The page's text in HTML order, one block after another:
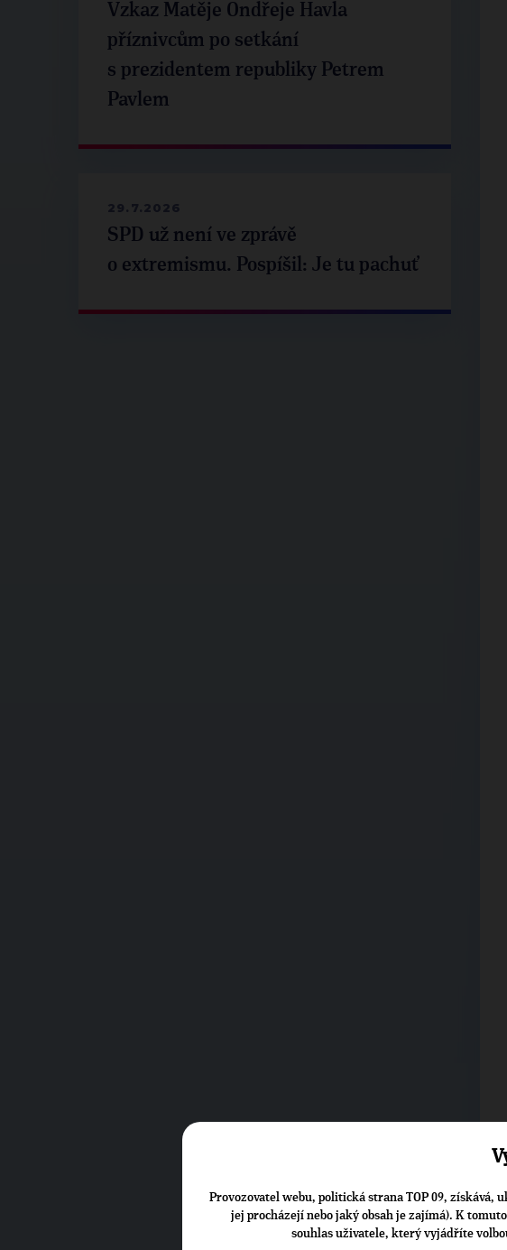
Vzkaz Matěje Ondřeje Havla
příznivcům po setkání
s prezidentem republiky Petrem
Pavlem
29.7.2026
SPD už není ve zprávě
o extremismu. Pospíšil: Je tu pachuť
Provozovatel webu, politická strana TOP 09, získává,
jej procházejí nebo jaký obsah je zajímá). K
souhlas uživatele, který vyjádříte